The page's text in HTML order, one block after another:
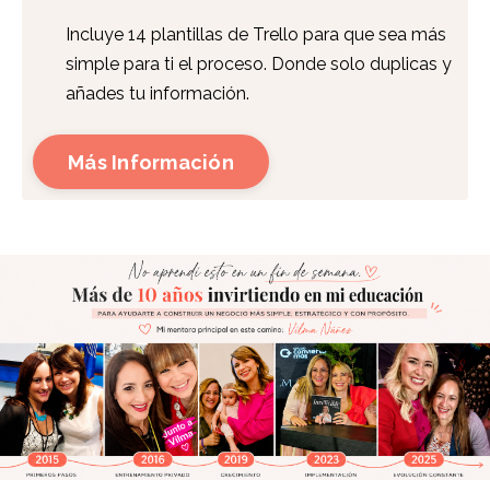
Incluye 14 plantillas de Trello para que sea más
simple para ti el proceso. Donde solo duplicas y
añades tu información.
Más Información